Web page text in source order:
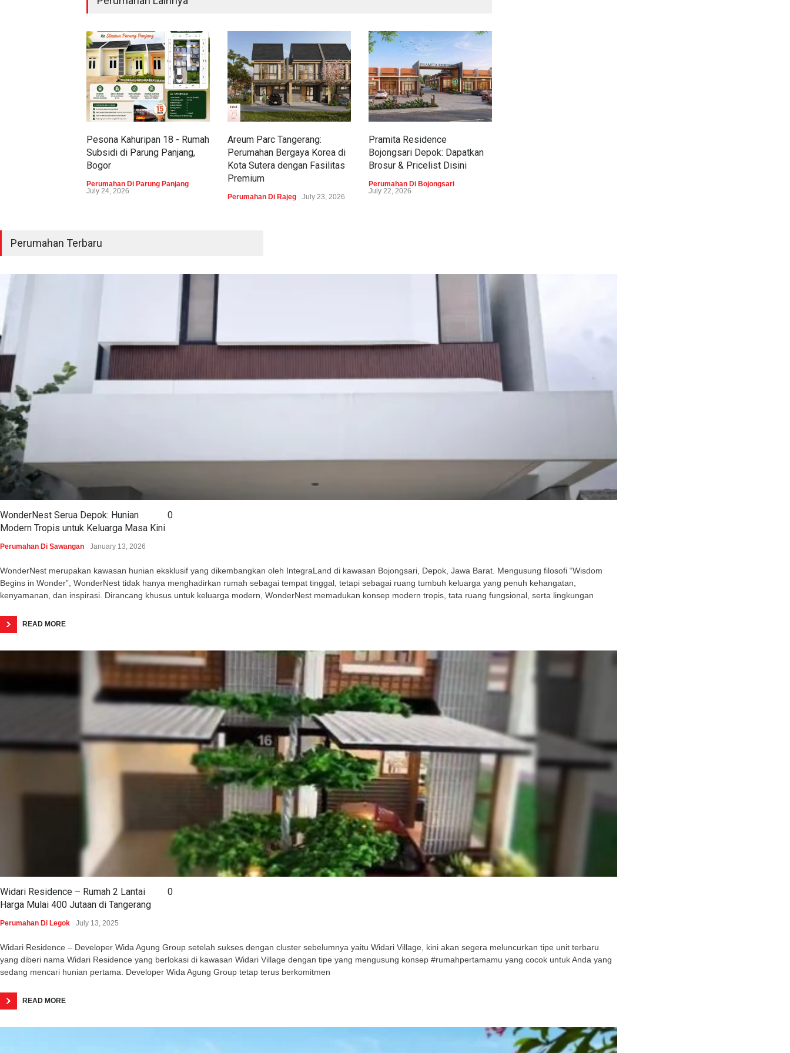
Pesona Kahuripan 18 - Rumah
Subsidi di Parung Panjang,
Bogor
Perumahan Di Parung Panjang
July 24, 2026
Areum Parc Tangerang:
Perumahan Bergaya Korea di
Kota Sutera dengan Fasilitas
Premium
Perumahan Di Rajeg July 23, 2026
Pramita Residence
Bojongsari Depok: Dapatkan
Brosur & Pricelist Disini
Perumahan Di Bojongsari
July 22, 2026
Perumahan Terbaru
WonderNest Serua Depok: Hunian
Modern Tropis untuk Keluarga Masa Kini
0
Perumahan Di Sawangan January 13, 2026
WonderNest merupakan kawasan hunian eksklusif yang dikembangkan oleh IntegraLand di kawasan Bojongsari, Depok, Jawa Barat. Mengusung filosofi “Wisdom
Begins in Wonder”, WonderNest tidak hanya menghadirkan rumah sebagai tempat tinggal, tetapi sebagai ruang tumbuh keluarga yang penuh kehangatan,
kenyamanan, dan inspirasi. Dirancang khusus untuk keluarga modern, WonderNest memadukan konsep modern tropis, tata ruang fungsional, serta lingkungan
READ MORE
Widari Residence – Rumah 2 Lantai
Harga Mulai 400 Jutaan di Tangerang
0
Perumahan Di Legok July 13, 2025
Widari Residence – Developer Wida Agung Group setelah sukses dengan cluster sebelumnya yaitu Widari Village, kini akan segera meluncurkan tipe unit terbaru
yang diberi nama Widari Residence yang berlokasi di kawasan Widari Village dengan tipe yang mengusung konsep #rumahpertamamu yang cocok untuk Anda yang
sedang mencari hunian pertama. Developer Wida Agung Group tetap terus berkomitmen
READ MORE